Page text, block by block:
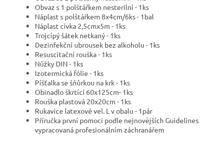
Obvaz s 1 polštářkem nesterilní - 1ks
Náplast s polštářkem 8x4cm/6ks - 1bal
Náplast cívka 2,5cmx5m - 1ks
Trojcípý šátek netkaný - 1ks
Dezinfekční ubrousek bez alkoholu - 1ks
Resuscitační rouška - 1ks
Nůžky DIN - 1ks
Izotermická fólie - 1ks
Píšťalka se šňůrkou na krk - 1ks
Obinadlo škrtící 60x125cm- 1ks
Rouška plastová 20x20cm - 1ks
Rukavice latexové vel. L v obalu - 1pár
Příručka první pomoci podle nejnovějších Guidelines
vypracovaná profesionálním záchranářem